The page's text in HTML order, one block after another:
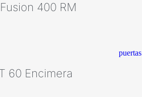
400 RM
60 Encimera